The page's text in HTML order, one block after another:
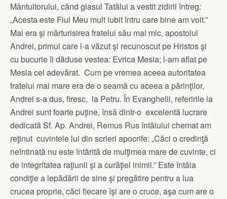
Mântuitorului, când glasul Tatălui a vestit zidirii întreg:
„Acesta este Fiul Meu mult iubit întru care bine am voit.”
Mai era şi mărturisirea fratelui său mai mic, apostolul
Andrei, primul care l-a văzut şi recunoscut pe Hristos şi
cu bucurie îi dăduse vestea: Evrica Mesia; l-am aflat pe
Mesia cel adevărat. Cum pe vremea aceea autoritatea
fratelui mai mare era de o seamă cu aceea a părinţilor,
Andrei s-a dus, firesc, la Petru. În Evanghelii, referirile la
Andrei sunt foarte puţine, însă dintr-o excelentă lucrare
dedicată Sf. Ap. Andrei, Remus Rus întâiului chemat am
reţinut cuvintele lui din scrieri apocrife: „Căci o credinţă
neîntinată nu este întărită de mulţimea mare de cuvinte, ci
de integritatea raţiunii şi a curăţiei inimii.” Este întâia
condiţie a lepădării de sine şi pregătire pentru a lua
crucea proprie, căci fiecare îşi are o cruce, aşa cum are o